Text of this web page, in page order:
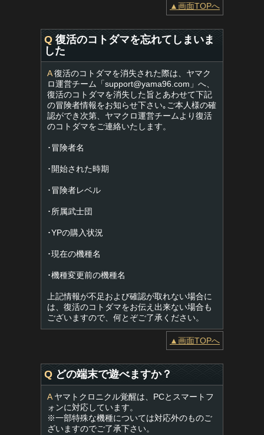
▲画面TOPへ
Q 復活のコトダマを忘れてしまいま
した
A復活のコトダマを消失された際は、ヤマク
ロ運営チーム「support@yama96.com 」へ、
復活のコトダマを消失した旨とあわせて下記
の冒険者情報をお知らせ下さい｡ご本人様の確
認ができ次第、ヤマクロ運営チームより復活
のコトダマをご連絡いたします。
･冒険者名
･開始された時期
･冒険者レベル
･所属武士団
･YPの購入状況
･現在の機種名
･機種変更前の機種名
上記情報が不足および確認が取れない場合に
は、復活のコトダマをお伝え出来ない場合も
ございますので、何とぞご了承ください。
▲画面TOPへ
Q どの端末で遊べますか？
Aヤマトクロニクル覚醒は、PCとスマートフ
ォンに対応しています。
※一部特殊な機種については対応外のものご
ざいますのでご了承下さい。